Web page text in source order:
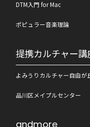
DTM入門 for Mac
ポピュラー音楽理論
提携カルチャー講
よみうりカルチャー自由が
品川区メイプルセンター
andmore